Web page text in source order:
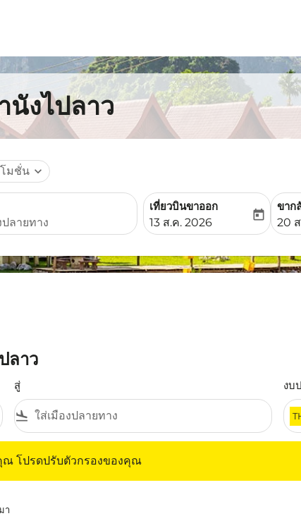
นังไปลาว
มชั่น expand_more
เที่ยวบินขาออก
fc-booking-departure-
13 ส.ค. 2026
today
ขาก
fc-
20
ลาว
สู่
flight_land
งบ
ณ โปรดปรับตัวกรองของคุณ
า